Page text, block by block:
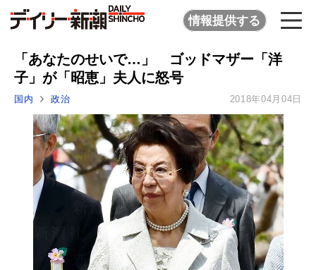
情報提供する
「あなたのせいで…」 ゴッドマザー「洋
子」が「昭恵」夫人に怒号
国内 政治 2018年04月04日